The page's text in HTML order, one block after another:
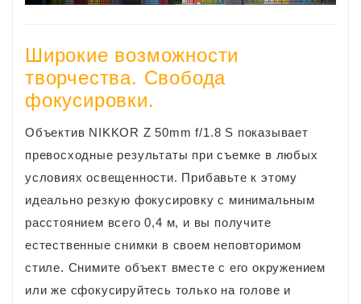
Широкие возможности
творчества. Свобода
фокусировки.
Объектив NIKKOR Z 50mm f/1.8 S показывает
превосходные результаты при съемке в любых
условиях освещенности. Прибавьте к этому
идеально резкую фокусировку с минимальным
расстоянием всего 0,4 м, и вы получите
естественные снимки в своем неповторимом
стиле. Снимите объект вместе с его окружением
или же сфокусируйтесь только на голове и